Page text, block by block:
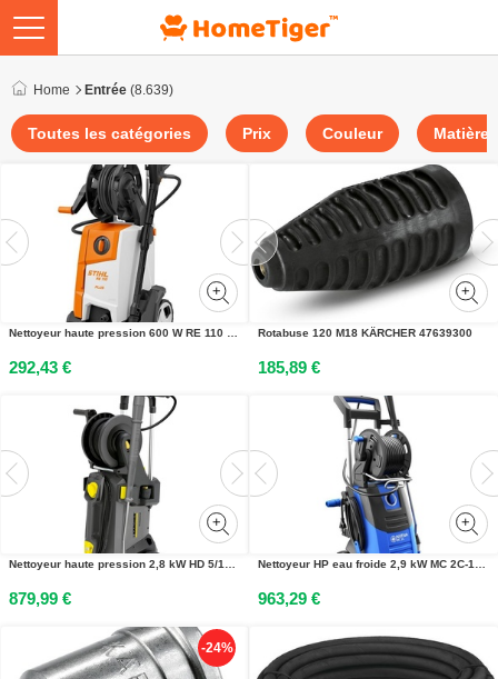
Home Entrée (8.639)
Toutes les catégories Prix Couleur Matière
Nettoyeur haute pression 600 W RE 110 Plus STIHL 4950-011-4533
292,43 €
Rotabuse 120 M18 KÄRCHER 47639300
185,89 €
Nettoyeur haute pression 2,8 kW HD 5/15CX+ KÄRCHER 15209320
879,99 €
Nettoyeur HP eau froide 2,9 kW MC 2C-140/610 XT EU NILFISK 128471350
963,29 €
-24%